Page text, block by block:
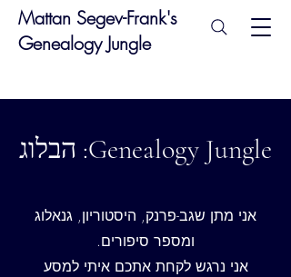
Mattan Segev-Frank's
Genealogy Jungle
Genealogy Jungle: הבלוג
אני מתן שגב-פרנק, היסטוריון, גנאלוג
ומספר סיפורים.
אני נרגש לקחת אתכם איתי למסע